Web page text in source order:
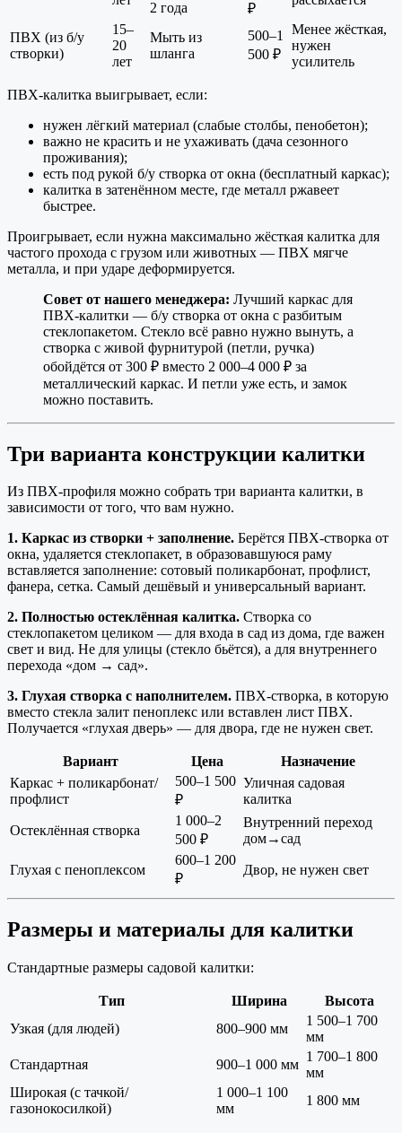
2 года ₽
ПВХ (из б/у
створки)
15–
20
лет
Мыть из
шланга
500–1
500 ₽
Менее жёсткая,
нужен
усилитель
ПВХ-калитка выигрывает, если:
нужен лёгкий материал (слабые столбы, пенобетон);
важно не красить и не ухаживать (дача сезонного
проживания);
есть под рукой б/у створка от окна (бесплатный каркас);
калитка в затенённом месте, где металл ржавеет
быстрее.
Проигрывает, если нужна максимально жёсткая калитка для
частого прохода с грузом или животных — ПВХ мягче
металла, и при ударе деформируется.
Совет от нашего менеджера: Лучший каркас для
ПВХ-калитки — б/у створка от окна с разбитым
стеклопакетом. Стекло всё равно нужно вынуть, а
створка с живой фурнитурой (петли, ручка)
обойдётся от 300 ₽ вместо 2 000–4 000 ₽ за
металлический каркас. И петли уже есть, и замок
можно поставить.
Три варианта конструкции калитки
Из ПВХ-профиля можно собрать три варианта калитки, в
зависимости от того, что вам нужно.
1. Каркас из створки + заполнение. Берётся ПВХ-створка от
окна, удаляется стеклопакет, в образовавшуюся раму
вставляется заполнение: сотовый поликарбонат, профлист,
фанера, сетка. Самый дешёвый и универсальный вариант.
2. Полностью остеклённая калитка. Створка со
стеклопакетом целиком — для входа в сад из дома, где важен
свет и вид. Не для улицы (стекло бьётся), а для внутреннего
перехода «дом → сад».
3. Глухая створка с наполнителем. ПВХ-створка, в которую
вместо стекла залит пеноплекс или вставлен лист ПВХ.
Получается «глухая дверь» — для двора, где не нужен свет.
Вариант Цена
Назначение
Каркас + поликарбонат/
профлист
500–1 500
₽
Уличная садовая
калитка
Остеклённая створка
1 000–2
500 ₽
Внутренний переход
дом→сад
Глухая с пеноплексом
600–1 200
₽
Двор, не нужен свет
Размеры и материалы для калитки
Стандартные размеры садовой калитки:
Тип Ширина
Высота
Узкая (для людей)
800–900 мм
1 500–1 700
мм
Стандартная
900–1 000 мм
1 700–1 800
мм
Широкая (с тачкой/
газонокосилкой)
1 000–1 100
мм
1 800 мм